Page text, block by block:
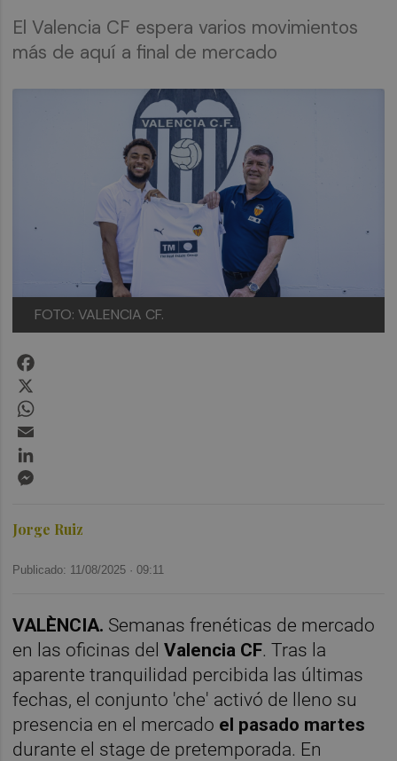
El Valencia CF espera varios movimientos
más de aquí a final de mercado
FOTO: VALENCIA CF.
Jorge Ruiz
Publicado: 11/08/2025 ·09:11
VALÈNCIA. Semanas frenéticas de mercado
en las oficinas delValencia CF. Tras la
aparente tranquilidad percibida las últimas
fechas, el conjunto 'che' activó de lleno su
presencia en el mercado el pasado martes
durante el stage de pretemporada. En